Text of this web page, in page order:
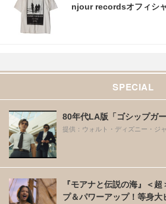
njour recordsオフィシ
SPECIAL
80年代LA版「ゴシップガ
提供：ウォルト・ディズニー・ジ
『モアナと伝説の海』＜
プ＆パワーアップ！等身大